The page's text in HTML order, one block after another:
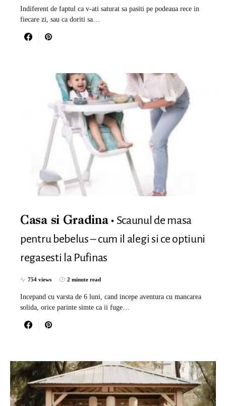
Indiferent de faptul ca v-ati saturat sa pasiti pe podeaua rece in
fiecare zi, sau ca doriti sa…
Casa si Gradina
Scaunul de masa
pentru bebelus – cum il alegi si ce optiuni
regasesti la Pufinas
754 views 2 minute read
Incepand cu varsta de 6 luni, cand incepe aventura cu mancarea
solida, orice parinte simte ca ii fuge…